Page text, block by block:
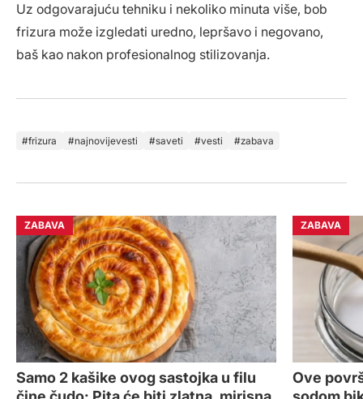
Uz odgovarajuću tehniku i nekoliko minuta više, bob
frizura može izgledati uredno, lepršavo i negovano,
baš kao nakon profesionalnog stilizovanja.
frizura najnovijevesti saveti vesti zabava
ZABAVA
Samo 2 kašike ovog sastojka u filu
ZABAVA
Ove